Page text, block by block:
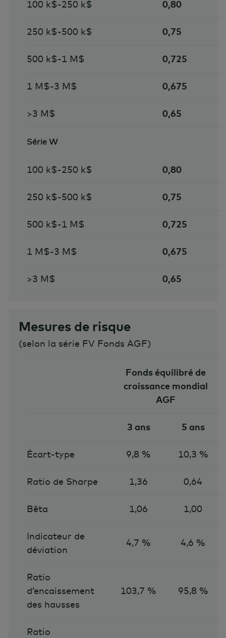
100 k$-250 k$ 0,80
250 k$-500 k$ 0,75
500 k$-1 M$ 0,725
1 M$-3 M$ 0,675
>3 M$ 0,65
Série W
100 k$-250 k$ 0,80
250 k$-500 k$ 0,75
500 k$-1 M$ 0,725
1 M$-3 M$ 0,675
>3 M$ 0,65
Mesures de risque
(selon la série FV Fonds AGF)
Fonds équilibré de
croissance mondial
AGF
3 ans 5 ans
Écart-type 9,8 % 10,3 %
Ratio de Sharpe 1,36 0,64
Bêta 1,06 1,00
Indicateur de
déviation
4,7 % 4,6 %
Ratio
d’encaissement
des hausses
103,7 % 95,8 %
Ratio